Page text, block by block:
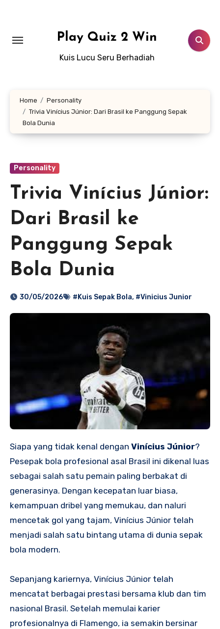
Play Quiz 2 Win
Kuis Lucu Seru Berhadiah
Home
Personality
Trivia Vinícius Júnior: Dari Brasil ke Panggung Sepak
Bola Dunia
Personality
Trivia Vinícius Júnior:
Dari Brasil ke
Panggung Sepak
Bola Dunia
30/05/2026 #Kuis Sepak Bola, #Vinicius Junior
Siapa yang tidak kenal dengan Vinícius Júnior?
Pesepak bola profesional asal Brasil ini dikenal luas
sebagai salah satu pemain paling berbakat di
generasinya. Dengan kecepatan luar biasa,
kemampuan dribel yang memukau, dan naluri
mencetak gol yang tajam, Vinícius Júnior telah
menjadi salah satu bintang utama di dunia sepak
bola modern.
Sepanjang kariernya, Vinícius Júnior telah
mencatat berbagai prestasi bersama klub dan tim
nasional Brasil. Setelah memulai karier
profesionalnya di Flamengo, ia semakin bersinar